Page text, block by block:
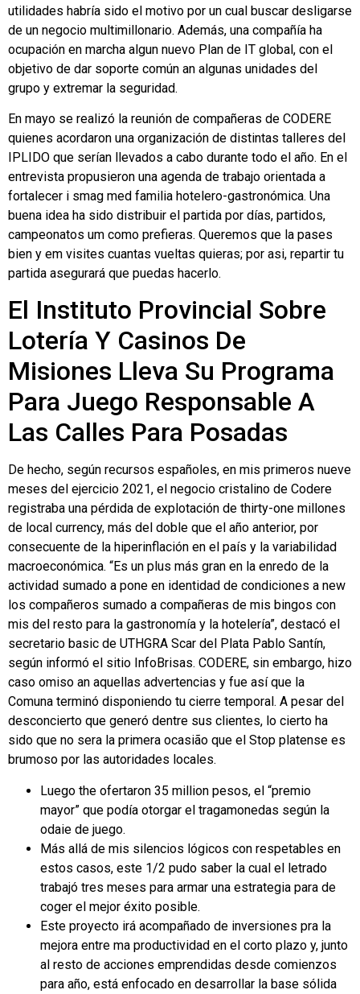
utilidades habría sido el motivo por un cual buscar desligarse
de un negocio multimillonario. Además, una compañía ha
ocupación en marcha algun nuevo Plan de IT global, con el
objetivo de dar soporte común an algunas unidades del
grupo y extremar la seguridad.
En mayo se realizó la reunión de compañeras de CODERE
quienes acordaron una organización de distintas talleres del
IPLIDO que serían llevados a cabo durante todo el año. En el
entrevista propusieron una agenda de trabajo orientada a
fortalecer i smag med familia hotelero-gastronómica. Una
buena idea ha sido distribuir el partida por días, partidos,
campeonatos um como prefieras. Queremos que la pases
bien y em visites cuantas vueltas quieras; por asi, repartir tu
partida asegurará que puedas hacerlo.
El Instituto Provincial Sobre
Lotería Y Casinos De
Misiones Lleva Su Programa
Para Juego Responsable A
Las Calles Para Posadas
De hecho, según recursos españoles, en mis primeros nueve
meses del ejercicio 2021, el negocio cristalino de Codere
registraba una pérdida de explotación de thirty-one millones
de local currency, más del doble que el año anterior, por
consecuente de la hiperinflación en el país y la variabilidad
macroeconómica. “Es un plus más gran en la enredo de la
actividad sumado a pone en identidad de condiciones a new
los compañeros sumado a compañeras de mis bingos con
mis del resto para la gastronomía y la hotelería”, destacó el
secretario basic de UTHGRA Scar del Plata Pablo Santín,
según informó el sitio InfoBrisas. CODERE, sin embargo, hizo
caso omiso an aquellas advertencias y fue así que la
Comuna terminó disponiendo tu cierre temporal. A pesar del
desconcierto que generó dentre sus clientes, lo cierto ha
sido que no sera la primera ocasião que el Stop platense es
brumoso por las autoridades locales.
Luego the ofertaron 35 million pesos, el “premio
mayor” que podía otorgar el tragamonedas según la
odaie de juego.
Más allá de mis silencios lógicos con respetables en
estos casos, este 1/2 pudo saber la cual el letrado
trabajó tres meses para armar una estrategia para de
coger el mejor éxito posible.
Este proyecto irá acompañado de inversiones pra la
mejora entre ma productividad en el corto plazo y, junto
al resto de acciones emprendidas desde comienzos
para año, está enfocado en desarrollar la base sólida